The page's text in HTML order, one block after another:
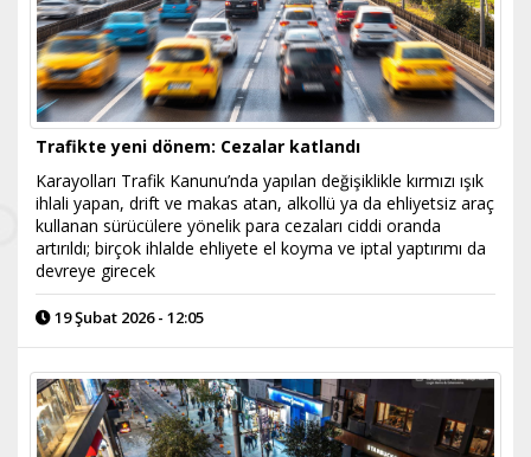
Trafikte yeni dönem: Cezalar katlandı
Karayolları Trafik Kanunu’nda yapılan değişiklikle kırmızı ışık
ihlali yapan, drift ve makas atan, alkollü ya da ehliyetsiz araç
kullanan sürücülere yönelik para cezaları ciddi oranda
artırıldı; birçok ihlalde ehliyete el koyma ve iptal yaptırımı da
devreye girecek
19 Şubat 2026 - 12:05